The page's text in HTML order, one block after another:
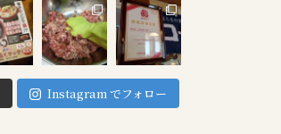
Instagram でフォロー